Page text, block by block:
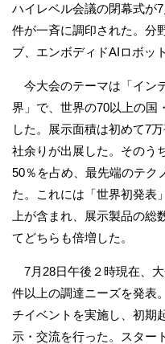
ハイレベル会議の閉幕式が
件が一斉に調印された。分
ブ、エンボディドAIロボッ
今大会のテーマは「イン
界」で、世界の70以上の国
した。展示面積は初めて7
社余りが出展した。そのう
50％を占め、最先端のテク
た。これには「世界初発表
上が含まれ、展示製品の
てどちらも倍増した。
7月28日午後２時現在、
件以上の調達ニーズを発表
チイベントを実施し、初期
示・交流を行った。スター